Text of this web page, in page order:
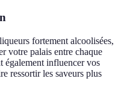
fortement alcoolisées,
votre palais entre chaque
également influencer vos
ressortir les saveurs plus